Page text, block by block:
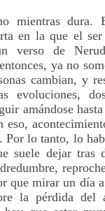
mientras dura.
en la que el
verso de
ya no
cambian, y
evoluciones,
amándose
eso,
Por lo tanto, lo
suele dejar tras
que mirar un día
la pérdida del